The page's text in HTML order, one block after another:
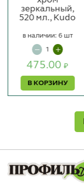
зеркальный,
520 мл., Kudo
475.00₽
В КОРЗИНУ
в наличии: 6 шт